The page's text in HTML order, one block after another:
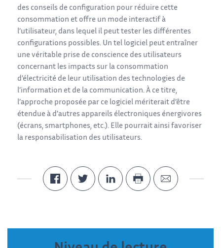
des conseils de configuration pour réduire cette
consommation et offre un mode interactif à
l’utilisateur, dans lequel il peut tester les différentes
configurations possibles. Un tel logiciel peut entraîner
une véritable prise de conscience des utilisateurs
concernant les impacts sur la consommation
d’électricité de leur utilisation des technologies de
l’information et de la communication. À ce titre,
l’approche proposée par ce logiciel mériterait d’être
étendue à d’autres appareils électroniques énergivores
(écrans, smartphones, etc.). Elle pourrait ainsi favoriser
la responsabilisation des utilisateurs.